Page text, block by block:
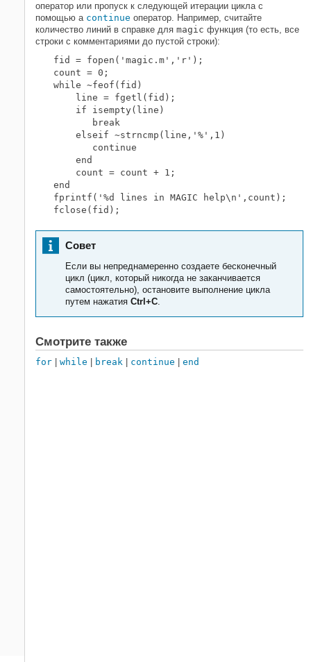
оператор или пропуск к следующей итерации цикла с
помощью a continue оператор. Например, считайте
количество линий в справке для magic функция (то есть, все
строки с комментариями до пустой строки):
fid = fopen('magic.m','r');
count = 0;
while ~feof(fid)
    line = fgetl(fid);
    if isempty(line)
       break
    elseif ~strncmp(line,'%',1)
       continue
    end
    count = count + 1;
end
fprintf('%d lines in MAGIC help\n',count);
fclose(fid);
Совет
Если вы непреднамеренно создаете бесконечный
цикл (цикл, который никогда не заканчивается
самостоятельно), остановите выполнение цикла
путем нажатия Ctrl+C.
Смотрите также
for while break continue end